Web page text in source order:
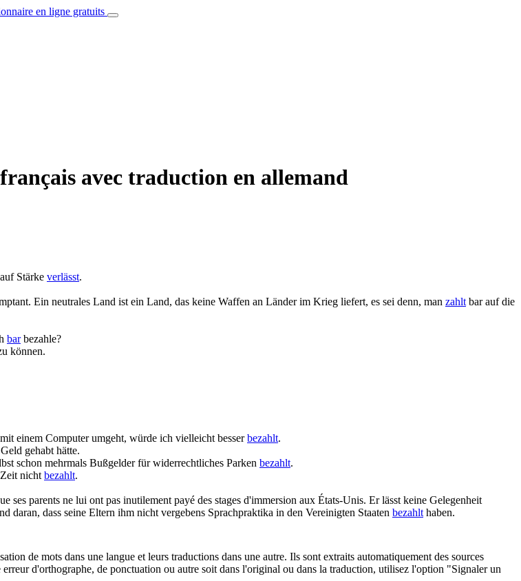
en ligne gratuits
avec traduction en allemand
Stärke verlässt.
. Ein neutrales Land ist ein Land, das keine Waffen an Länder im Krieg liefert, es sei denn, man zahlt bar auf die
barbezahle?
können.
einem Computer umgeht, würde ich vielleicht besserbezahlt.
gehabt hätte.
schon mehrmals Bußgelder für widerrechtliches Parken bezahlt.
nicht bezahlt.
ses parents ne lui ont pas inutilement payé des stages d'immersion aux États-Unis. Er lässt keine Gelegenheit
dass seine Eltern ihm nicht vergebens Sprachpraktika in den Vereinigten Staaten bezahlt haben.
de mots dans une langue et leurs traductions dans une autre. Ils sont extraits automatiquement des sources
d'orthographe, de ponctuation ou autre soit dans l'original ou dans la traduction, utilisez l'option "Signaler un